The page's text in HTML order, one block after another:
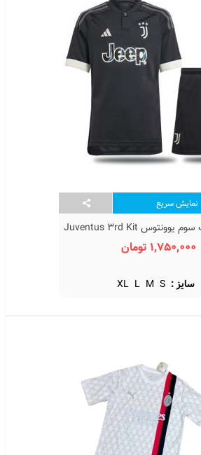
نمایش سریع
کیت و شورت سوم یوونتوس Juventus 3rd Kit
2023/24 With Short
1,750,000 تومان
سایز : S
M
L
XL